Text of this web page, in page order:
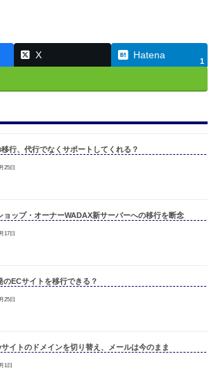
X Hatena
1
行、代行でなくサポートしてくれる？
25日
ョップ・オーナーWADAX新サーバーへの移行を断念
17日
のECサイトを移行できる？
25日
イトのドメインを切り替え、メールは今のまま
1日